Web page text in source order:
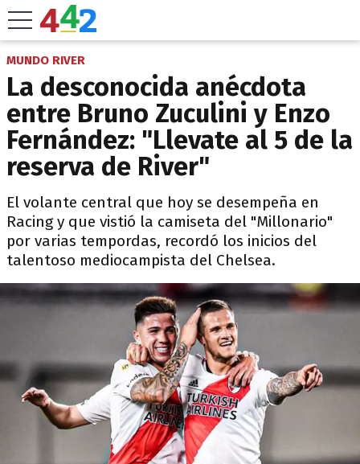
MUNDO RIVER
La desconocida anécdota
entre Bruno Zuculini y Enzo
Fernández: "Llevate al 5 de la
reserva de River"
El volante central que hoy se desempeña en
Racing y que vistió la camiseta del "Millonario"
por varias tempordas, recordó los inicios del
talentoso mediocampista del Chelsea.